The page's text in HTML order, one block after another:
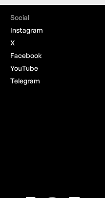
Social
Instagram
X
Facebook
YouTube
Telegram